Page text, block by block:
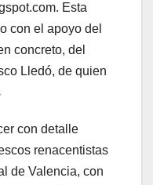
Esta
con el apoyo del
concreto, del
Lledó, de quien
con detalle
renacentistas
de Valencia, con